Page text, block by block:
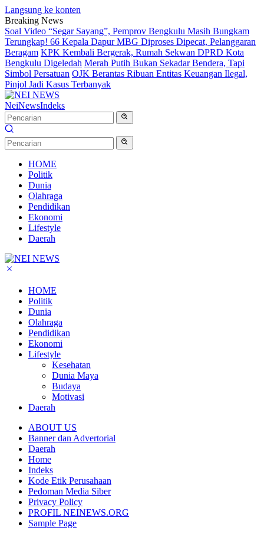
Langsung ke konten
Breaking News
Soal Video “Segar Sayang”, Pemprov Bengkulu Masih Bungkam
Terungkap! 66 Kepala Dapur MBG Diproses Dipecat, Pelanggaran
Beragam KPK Kembali Bergerak, Rumah Sekwan DPRD Kota
Bengkulu Digeledah Merah Putih Bukan Sekadar Bendera, Tapi
Simbol Persatuan OJK Berantas Ribuan Entitas Keuangan Ilegal,
Pinjol Jadi Kasus Terbanyak
NeiNewsIndeks
HOME
Politik
Dunia
Olahraga
Pendidikan
Ekonomi
Lifestyle
Daerah
HOME
Politik
Dunia
Olahraga
Pendidikan
Ekonomi
Lifestyle
Kesehatan
Dunia Maya
Budaya
Motivasi
Daerah
ABOUT US
Banner dan Advertorial
Daerah
Home
Indeks
Kode Etik Perusahaan
Pedoman Media Siber
Privacy Policy
PROFIL NEINEWS.ORG
Sample Page